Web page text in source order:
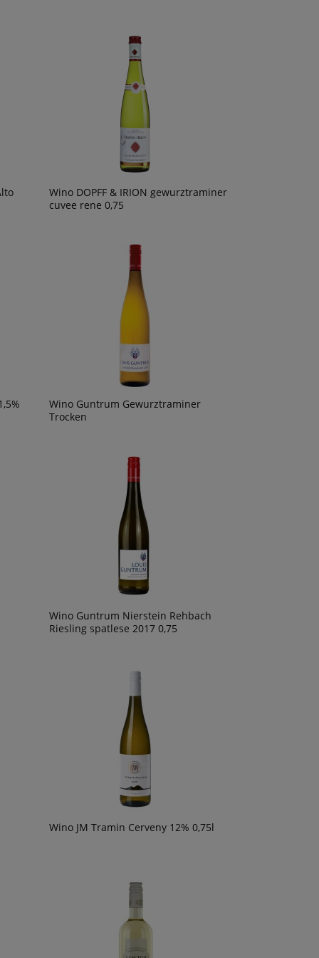
Wino DOPFF & IRION gewurztraminer
cuvee rene 0,75
Wino Guntrum Gewurztraminer
Trocken
Wino Guntrum Nierstein Rehbach
Riesling spatlese 2017 0,75
Wino JM Tramin Cerveny 12% 0,75l